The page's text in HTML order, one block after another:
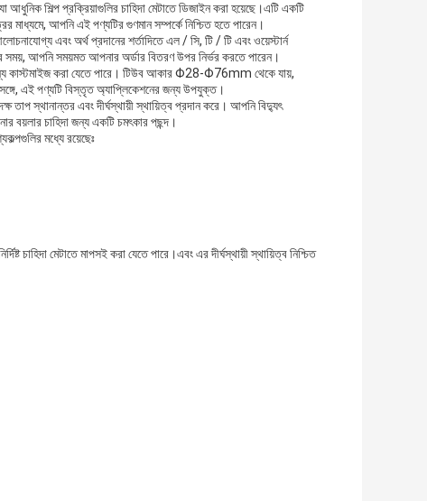
শিল্প প্রক্রিয়াগুলির চাহিদা মেটাতে ডিজাইন করা হয়েছে।এটি একটি
মাধ্যমে, আপনি এই পণ্যটির গুণমান সম্পর্কে নিশ্চিত হতে পারেন।
এবং অর্থ প্রদানের শর্তাদিতে এল / সি, টি / টি এবং ওয়েস্টার্ন
সময়, আপনি সময়মত আপনার অর্ডার বিতরণ উপর নির্ভর করতে পারেন।
কাস্টমাইজ করা যেতে পারে। টিউব আকার Φ28-Φ76mm থেকে যায়,
এই পণ্যটি বিস্তৃত অ্যাপ্লিকেশনের জন্য উপযুক্ত।
তাপ স্থানান্তর এবং দীর্ঘস্থায়ী স্থায়িত্ব প্রদান করে। আপনি বিদ্যুৎ
বয়লার চাহিদা জন্য একটি চমৎকার পছন্দ।
মধ্যে রয়েছেঃ
চাহিদা মেটাতে মাপসই করা যেতে পারে।এবং এর দীর্ঘস্থায়ী স্থায়িত্ব নিশ্চিত